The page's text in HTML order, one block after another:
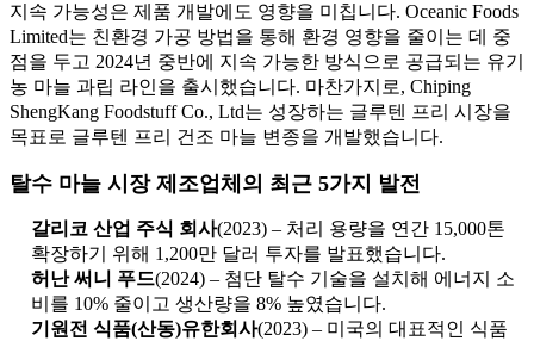
지속 가능성은 제품 개발에도 영향을 미칩니다. Oceanic Foods
Limited는 친환경 가공 방법을 통해 환경 영향을 줄이는 데 중
점을 두고 2024년 중반에 지속 가능한 방식으로 공급되는 유기
농 마늘 과립 라인을 출시했습니다. 마찬가지로, Chiping
ShengKang Foodstuff Co., Ltd는 성장하는 글루텐 프리 시장을
목표로 글루텐 프리 건조 마늘 변종을 개발했습니다.
탈수 마늘 시장 제조업체의 최근 5가지 발전
갈리코 산업 주식 회사(2023) – 처리 용량을 연간 15,000톤
확장하기 위해 1,200만 달러 투자를 발표했습니다.
허난 써니 푸드(2024) – 첨단 탈수 기술을 설치해 에너지 소
비를 10% 줄이고 생산량을 8% 높였습니다.
기원전 식품(산동)유한회사(2023) – 미국의 대표적인 식품